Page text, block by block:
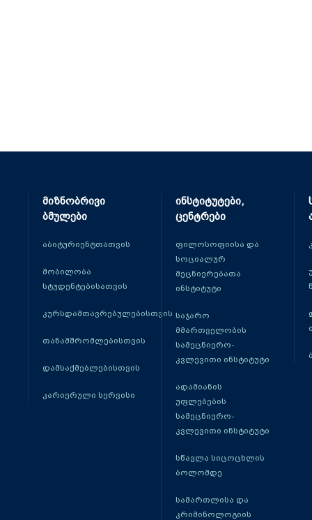
მიზნობრივი
ბმულები
აბიტურიენტთათვის
მობილობა
სტუდენტებისათვის
კურსდამთავრებულებისთვის
თანამშრომლებისთვის
დამსაქმებლებისთვის
კარიერული სერვისი
ინსტიტუტები,
ცენტრები
ფილოსოფიისა და
სოციალურ
მეცნიერებათა
ინსტიტუტი
საჯარო
მმართველობის
სამეცნიერო-
კვლევითი ინსტიტუტი
ადამიანის
უფლებების
სამეცნიერო-
კვლევითი ინსტიტუტი
სწავლა სიცოცხლის
ბოლომდე
სამართლისა და
კრიმინოლოგიის